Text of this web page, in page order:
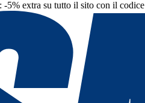
5% extra su tutto il sito con il codice